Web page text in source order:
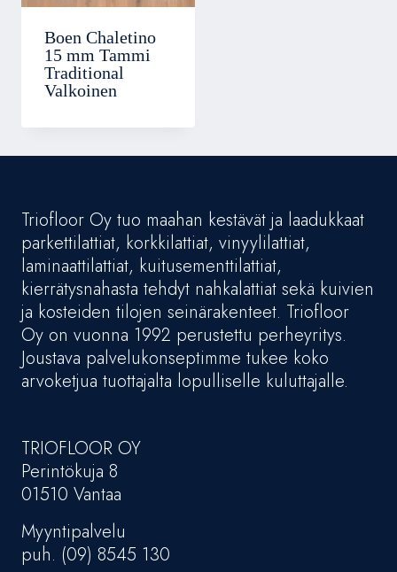
Boen Chaletino
15 mm Tammi
Traditional
Valkoinen
Triofloor Oy tuo maahan kestävät ja laadukkaat
parkettilattiat, korkkilattiat, vinyylilattiat,
laminaattilattiat, kuitusementtilattiat,
kierrätysnahasta tehdyt nahkalattiat sekä kuivien
ja kosteiden tilojen seinärakenteet. Triofloor
Oy on vuonna 1992 perustettu perheyritys.
Joustava palvelukonseptimme tukee koko
arvoketjua tuottajalta lopulliselle kuluttajalle.
TRIOFLOOR OY
Perintökuja 8
01510 Vantaa
Myyntipalvelu
puh. (09) 8545 130